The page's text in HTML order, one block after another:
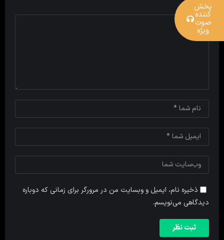
ذخیره نام، ایمیل و وبسایت من در مرورگر برای زمانی که دوباره
دیدگاهی می‌نویسم.
پخش
کننده
صوت
ویژه